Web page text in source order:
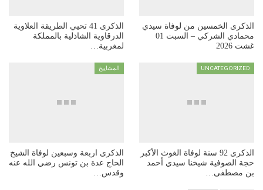
الذكرى الخمسين من لوفاة سيدي
محمادي الشركي – السبت 01
غشت 2026
الذكرى 41 تحيي الطريقة العلاوية
الدرقاوية الشاذلية بالمملكة
لمغربية…
UNCATEGORIZED
الذكرى 92 سنة لوفاة الغوث الأكبر
حجة الصوفية شيخنا سيدي أحمد
بن مصطفى…
المشاييخ
الذكرى اربعة وسبعين لوفاة الشيخ
الحاج عدة بن تونس رضي الله عنه
وقدس…